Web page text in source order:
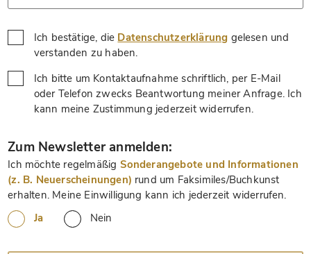
Ich bestätige, die Datenschutzerklärung gelesen und
verstanden zu haben.
Ich bitte um Kontaktaufnahme schriftlich, per E-Mail
oder Telefon zwecks Beantwortung meiner Anfrage. Ich
kann meine Zustimmung jederzeit widerrufen.
Zum Newsletter anmelden:
Ich möchte regelmäßig Sonderangebote und Informationen
(z. B. Neuerscheinungen) rund um Faksimiles/Buchkunst
erhalten. Meine Einwilligung kann ich jederzeit widerrufen.
Ja
Nein